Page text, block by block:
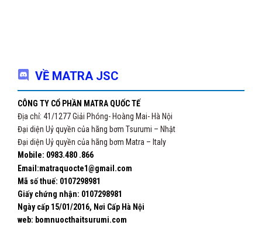
VỀ MATRA JSC
CÔNG TY CỔ PHẦN MATRA QUỐC TẾ
Địa chỉ: 41/1277 Giải Phóng- Hoàng Mai- Hà Nội
Đại diện Uỷ quyền của hãng bơm Tsurumi – Nhật
Đại diện Uỷ quyền của hãng bơm Matra – Italy
Mobile: 0983.480 .866
Email:matraquocte1@gmail.com
Mã số thuế: 0107298981
Giấy chứng nhận: 0107298981
Ngày cấp 15/01/2016, Nơi Cấp Hà Nội
web: bomnuocthaitsurumi.com